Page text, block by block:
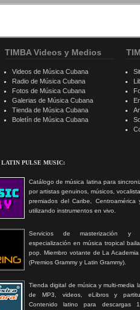
LATIN PULSE MUSIC:
Catálogo de música latina para
por artistas genuinos, músicos,
premiados del Caribe, Centroamérica
utilizando instrumentos en vivo.
Servicios de masterización y
especialización en música tropical
pop. Miembro votante de La
(Premios Grammy y Latin Grammy).
Tienda digital de música y multi-media
de MP3, videos, eLibros y
Contenido latino para descargas
TIMBA Videos y Medios
Videos de Música Cubana
Radio de Música Cubana
Fotos de Música Cubana
Galerias de Música Cubana
Tienda de Música Cubana
Boletín de Música Cubana